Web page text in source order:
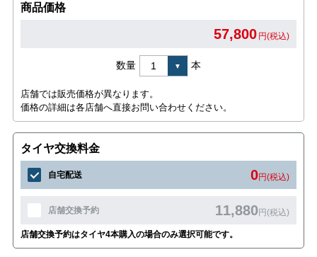
商品価格
57,800 円(税込)
数量 本
店舗では販売価格が異なります。
価格の詳細は各店舗へ直接お問い合わせください。
タイヤ交換料金
自宅配送 0円(税込)
店舗交換予約 11,880円(税込)
店舗交換予約はタイヤ4本購入の場合のみ選択可能です。